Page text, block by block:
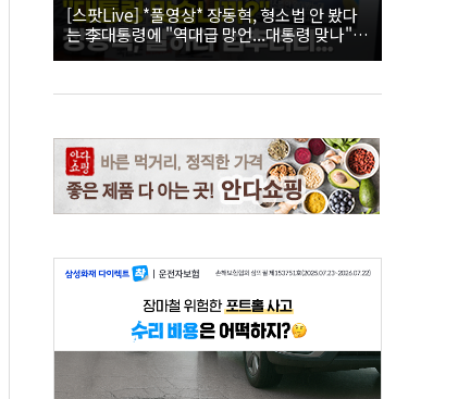
[스팟Live] *풀영상* 장동혁, 형소법 안 봤다
는 李대통령에 "역대급 망언...대통령 맞나"｜
26.08.06 국민의힘 최고위원회의